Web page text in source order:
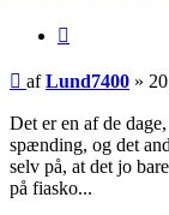
Indlæg
afLund7400 »
Det er en af de
spænding, og det
selv på, at det jo
på fiasko...